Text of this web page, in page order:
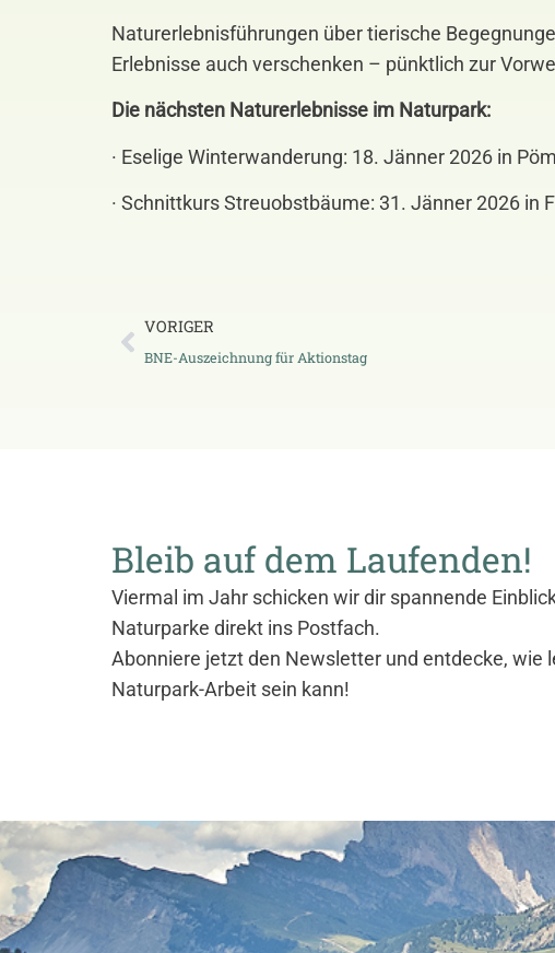
Naturerlebnisführungen über tierische
Erlebnisse auch verschenken – pünktlich zur
Die nächsten Naturerlebnisse im Naturpark:
· Eselige Winterwanderung: 18. Jänner 2026 in
· Schnittkurs Streuobstbäume: 31. Jänner 2026 in
VORIGER
BNE-Auszeichnung für Aktionstag
Bleib auf dem Laufenden!
Viermal im Jahr schicken wir dir spannende
Naturparke direkt ins Postfach.
Abonniere jetzt den Newsletter und entdecke, wie
Naturpark-Arbeit sein kann!